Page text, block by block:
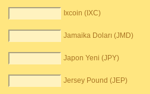
Ixcoin (IXC)
Jamaika Doları (JMD)
Japon Yeni (JPY)
Jersey Pound (JEP)